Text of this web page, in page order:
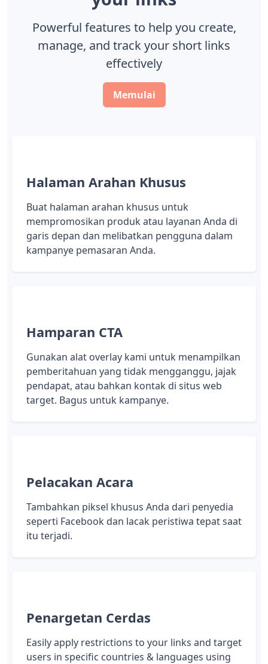
Powerful features to help you create,
manage, and track your short links
effectively
Memulai
Halaman Arahan Khusus
Buat halaman arahan khusus untuk
mempromosikan produk atau layanan Anda di
garis depan dan melibatkan pengguna dalam
kampanye pemasaran Anda.
Hamparan CTA
Gunakan alat overlay kami untuk menampilkan
pemberitahuan yang tidak mengganggu, jajak
pendapat, atau bahkan kontak di situs web
target. Bagus untuk kampanye.
Pelacakan Acara
Tambahkan piksel khusus Anda dari penyedia
seperti Facebook dan lacak peristiwa tepat saat
itu terjadi.
Penargetan Cerdas
Easily apply restrictions to your links and target
users in specific countries & languages using